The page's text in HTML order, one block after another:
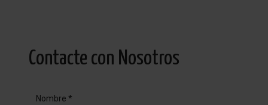
Contacte con Nosotros